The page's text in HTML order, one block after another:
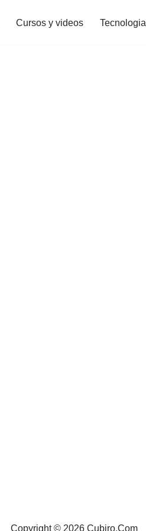
Cursos y videos Tecnologia
Copyright © 2026 Cubiro.Com